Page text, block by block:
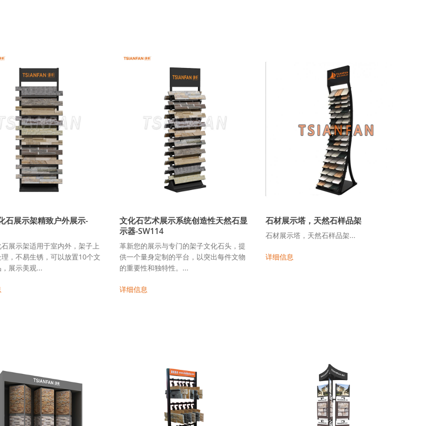
石展示架精致户外展示-
展示架适用于室内外，架子上
，不易生锈，可以放置10个文
展示美观...
文化石艺术展示系统创造性天然石显
示器-SW114
革新您的展示与专门的架子文化石头，提
供一个量身定制的平台，以突出每件文物
的重要性和独特性。...
详细信息
石材展示塔，天然石样品架
石材展示塔，天然石样品架...
详细信息